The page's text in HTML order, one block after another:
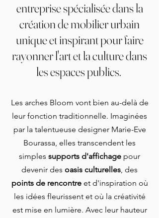
entreprise spécialisée dans la
création de mobilier urbain
unique et inspirant pour faire
rayonner l'art et la culture dans
les espaces publics.
Les arches Bloom vont bien au-delà de
leur fonction traditionnelle. Imaginées
par la talentueuse designer Marie-Eve
Bourassa, elles transcendent les
simples supports d'affichage pour
devenir des oasis culturelles, des
points de rencontreet d'inspiration où
les idées fleurissent et où la créativité
est mise en lumière. Avec leur hauteur